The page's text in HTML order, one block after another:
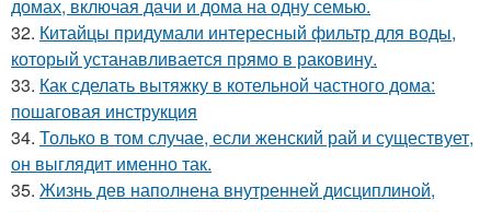
домах, включая дачи и дома на одну семью.
32. Китайцы придумали интересный фильтр для воды,
который устанавливается прямо в раковину.
33. Как сделать вытяжку в котельной частного дома:
пошаговая инструкция
34. Только в том случае, если женский рай и существует,
он выглядит именно так.
35. Жизнь дев наполнена внутренней дисциплиной,